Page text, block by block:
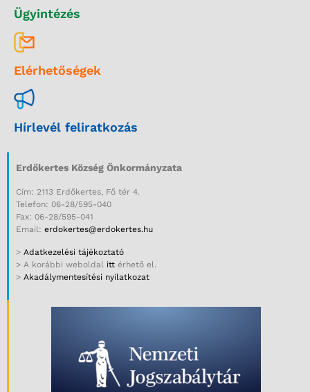
Ügyintézés
Elérhetőségek
Hírlevél feliratkozás
Erdőkertes Község Önkormányzata
Cím: 2113 Erdőkertes, Fő tér 4.
Telefon: 06-28/595-040
Fax: 06-28/595-041
Email: erdokertes@erdokertes.hu
> Adatkezelési tájékoztató
> A korábbi weboldal itt érhető el.
> Akadálymentesítési nyilatkozat